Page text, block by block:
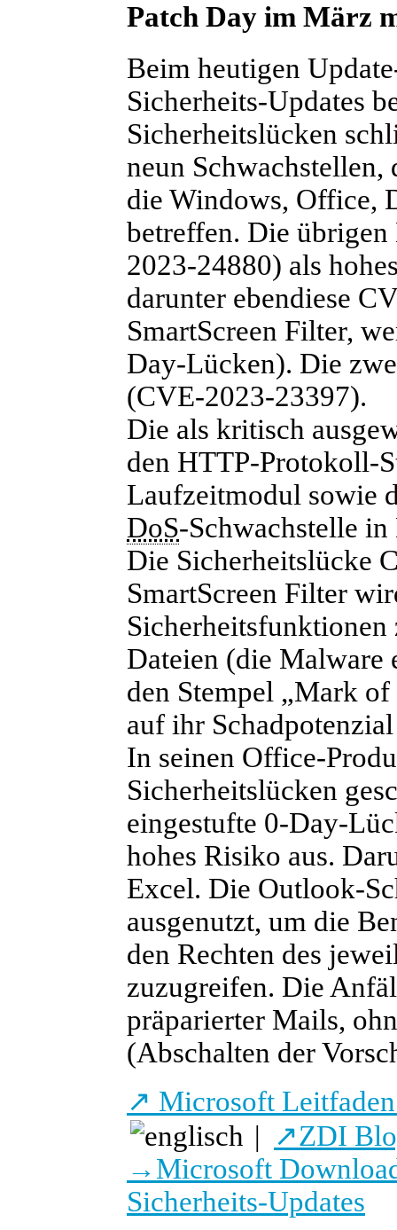
Patch Day im März
Beim heutigen
Sicherheits-Updates
Sicherheitslücken
neun
die Windows, Office,
betreffen. Die
2023-24880) als
darunter ebendiese
SmartScreen Filter,
Day-Lücken). Die
(CVE-2023-23397).
Die als kritisch
den HTTP-Protokoll-
Laufzeitmodul sowie
DoS-Schwachstelle
Die Sicherheitslücke
SmartScreen Filter
Sicherheitsfunktionen
Dateien (die Malware
den Stempel „Mark
auf ihr
In seinen Office-
Sicherheitslücken
eingestufte 0-Day-
hohes Risiko aus.
Excel. Die Outlook-
ausgenutzt, um die
den Rechten des
zuzugreifen. Die
präparierter Mails,
(Abschalten der
↗ Microsoft
| ↗ZDI
→Microsoft
Sicherheits-Updates